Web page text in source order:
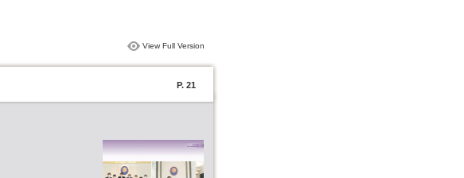
View Full Version
P. 21